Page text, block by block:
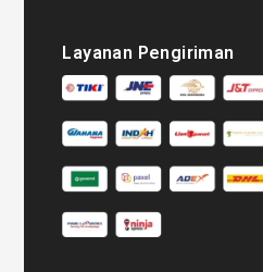
Layanan Pengiriman